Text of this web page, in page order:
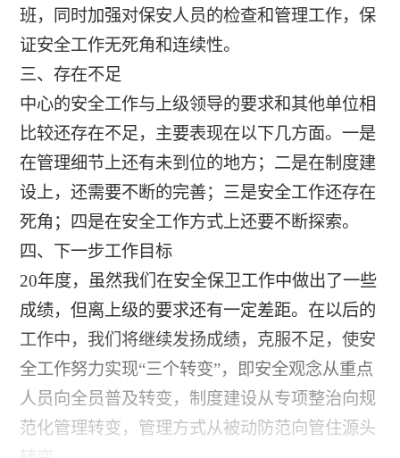
班，同时加强对保安人员的检查和管理工作，保
证安全工作无死角和连续性。
三、存在不足
中心的安全工作与上级领导的要求和其他单位相
比较还存在不足，主要表现在以下几方面。一是
在管理细节上还有未到位的地方；二是在制度建
设上，还需要不断的完善；三是安全工作还存在
死角；四是在安全工作方式上还要不断探索。
四、下一步工作目标
20年度，虽然我们在安全保卫工作中做出了一些
成绩，但离上级的要求还有一定差距。在以后的
工作中，我们将继续发扬成绩，克服不足，使安
全工作努力实现“三个转变”，即安全观念从重点
人员向全员普及转变，制度建设从专项整治向规
范化管理转变，管理方式从被动防范向管住源头